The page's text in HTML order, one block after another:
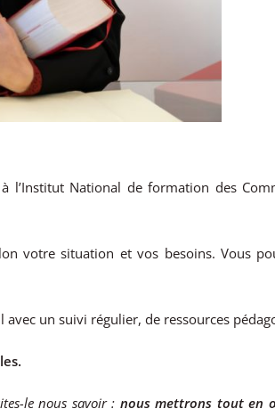
à l’Institut National de formation des
votre situation et vos besoins. Vous
avec un suivi régulier, de ressources
le nous savoir : nous mettrons tout en